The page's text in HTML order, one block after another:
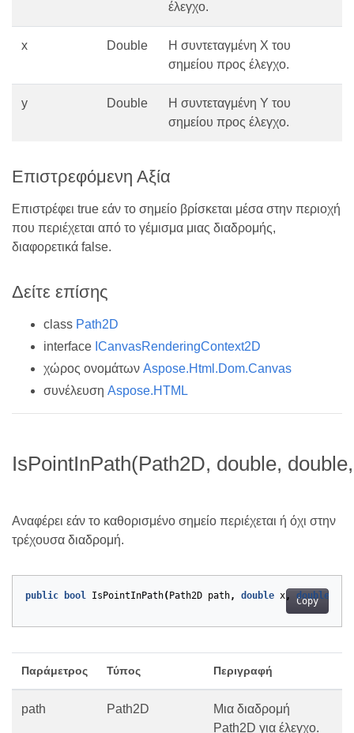
έλεγχο.
x Double
Η συντεταγμένη Χ του
σημείου προς έλεγχο.
y Double
Η συντεταγμένη Υ του
σημείου προς έλεγχο.
Επιστρεφόμενη Αξία
Επιστρέφει true εάν το σημείο βρίσκεται μέσα στην περιοχή
που περιέχεται από το γέμισμα μιας διαδρομής,
διαφορετικά false.
Δείτε επίσης
class Path2D
interface ICanvasRenderingContext2D
χώρος ονομάτων Aspose.Html.Dom.Canvas
συνέλευση Aspose.HTML
IsPointInPath(Path2D, double,
Αναφέρει εάν το καθορισμένο σημείο περιέχεται ή όχι στην
τρέχουσα διαδρομή.
Copy
public bool IsPointInPath( Path2D path, double x, double
Παράμετρος Τύπος Περιγραφή
path Path2D
Μια διαδρομή
Path2D για έλεγχο.